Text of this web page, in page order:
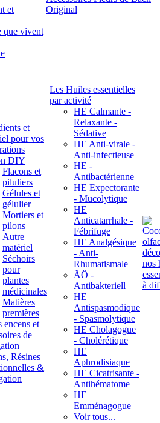
et
que vivent
Original
et
pour vos
DIY
Flacons et
piluliers
Gélules et
gélulier
Mortiers et
pilons
Autre
matériel
Séchoirs
pour
plantes
médicinales
Matières
premières
encens et
de
Résines
&
Les Huiles essentielles
par activité
HE Calmante -
Relaxante -
Sédative
HE Anti-virale -
Anti-infectieuse
HE -
Antibactérienne
HE Expectorante
- Mucolytique
HE
Anticatarrhale -
Fébrifuge
HE Analgésique
- Anti-
Rhumatismale
ÄÖ -
Antibakteriell
HE
Antispasmodique
- Spasmolytique
HE Cholagogue
- Cholérétique
HE
Aphrodisiaque
HE Cicatrisante -
Antihématome
HE
Emménagogue
Voir tous...